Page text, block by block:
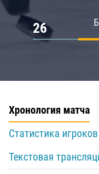
26
Хронология матча
Статистика игроков
Текстовая